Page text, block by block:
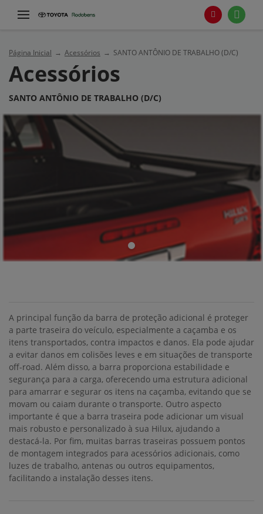
Página Inicial Acessórios SANTO ANTÔNIO DE TRABALHO (D/C)
Acessórios
SANTO ANTÔNIO DE TRABALHO (D/C)
A principal função da barra de proteção adicional é proteger
a parte traseira do veículo, especialmente a caçamba e os
itens transportados, contra impactos e danos. Ela pode ajudar
a evitar danos em colisões leves e em situações de transporte
off-road. Além disso, a barra proporciona estabilidade e
segurança para a carga, oferecendo uma estrutura adicional
para amarrar e segurar os itens na caçamba, evitando que se
movam ou caiam durante o transporte. Outro aspecto
importante é que a barra traseira pode adicionar um visual
mais robusto e personalizado à sua Hilux, ajudando a
destacá-la. Por fim, muitas barras traseiras possuem pontos
de montagem integrados para acessórios adicionais, como
luzes de trabalho, antenas ou outros equipamentos,
facilitando a instalação desses itens.